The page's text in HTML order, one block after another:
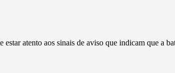
estar atento aos sinais de aviso que indicam que a